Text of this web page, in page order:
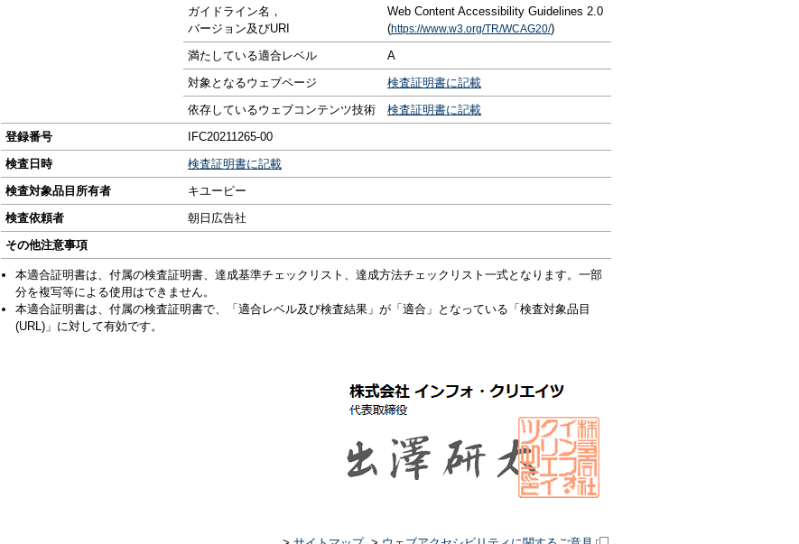
ガイドライン名，
バージョン及びURI
Web Content Accessibility Guidelines 2.0
(https://www.w3.org/TR/WCAG20/)
満たしている適合レベル
A
対象となるウェブページ
検査証明書に記載
依存しているウェブコンテンツ技術
検査証明書に記載
登録番号
IFC20211265-00
検査日時
検査証明書に記載
検査対象品目所有者
キユーピー
検査依頼者
朝日広告社
その他注意事項
本適合証明書は、付属の検査証明書、達成基準チェックリスト、達成方法チェックリスト一式となります。一部
分を複写等による使用はできません。
本適合証明書は、付属の検査証明書で、「適合レベル及び検査結果」が「適合」となっている「検査対象品目
(URL)」に対して有効です。